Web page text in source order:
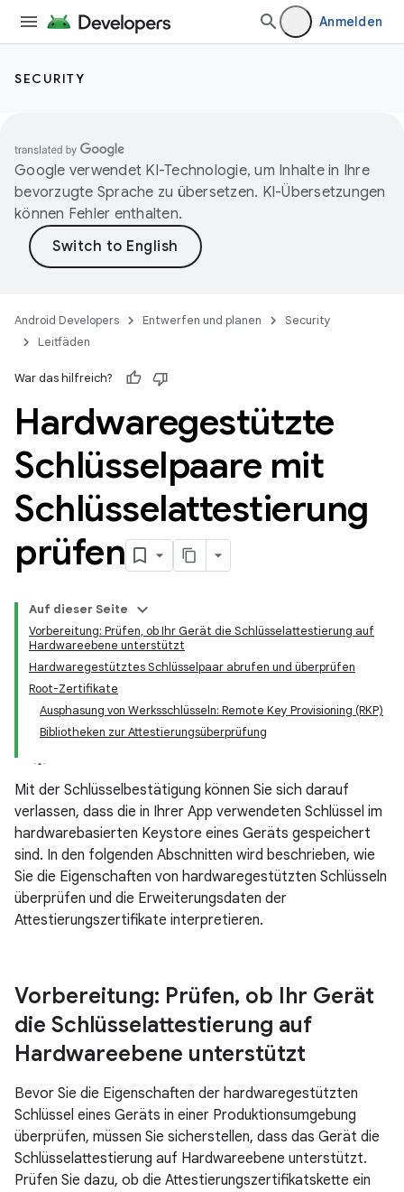
Anmelden
SECURITY
Google verwendet KI-Technologie, um Inhalte in Ihre
bevorzugte Sprache zu übersetzen. KI-Übersetzungen
können Fehler enthalten.
Android Developers Entwerfen und planen
Security
Leitfäden
War das hilfreich?
Hardwaregestützte
Schlüsselpaare mit
Schlüsselattestierung
prüfen
Auf dieser Seite
Vorbereitung: Prüfen, ob Ihr Gerät die Schlüsselattestierung auf
Hardwareebene unterstützt
Hardwaregestütztes Schlüsselpaar abrufen und überprüfen
Root-Zertifikate
Ausphasung von Werksschlüsseln: Remote Key Provisioning (RKP)
Bibliotheken zur Attestierungsüberprüfung
Mit der Schlüsselbestätigung können Sie sich darauf
verlassen, dass die in Ihrer App verwendeten Schlüssel im
hardwarebasierten Keystore eines Geräts gespeichert
sind. In den folgenden Abschnitten wird beschrieben, wie
Sie die Eigenschaften von hardwaregestützten Schlüsseln
überprüfen und die Erweiterungsdaten der
Attestierungszertifikate interpretieren.
Vorbereitung: Prüfen, ob Ihr Gerät
die Schlüsselattestierung auf
Hardwareebene unterstützt
Bevor Sie die Eigenschaften der hardwaregestützten
Schlüssel eines Geräts in einer Produktionsumgebung
überprüfen, müssen Sie sicherstellen, dass das Gerät die
Schlüsselattestierung auf Hardwareebene unterstützt.
Prüfen Sie dazu, ob die Attestierungszertifikatskette ein